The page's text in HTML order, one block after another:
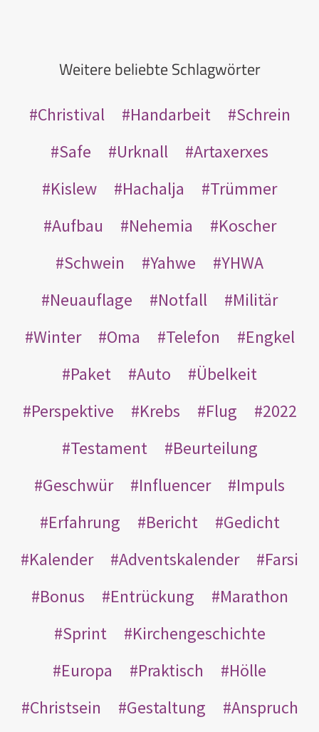
Weitere beliebte Schlagwörter
Christival Handarbeit
Schrein
Safe
Urknall
Artaxerxes
Kislew
Hachalja
Trümmer
Aufbau
Nehemia
Koscher
Schwein
Yahwe
YHWA
Neuauflage
Notfall
Militär
Winter
Oma Telefon
Engkel
Paket
Auto
Übelkeit
Perspektive
Krebs Flug
2022
Testament
Beurteilung
Geschwür
Influencer
Impuls
Erfahrung
Bericht
Gedicht
Kalender
Adventskalender
Farsi
Bonus
Entrückung
Marathon
Sprint
Kirchengeschichte
Europa
Praktisch
Hölle
Christsein
Gestaltung
Anspruch